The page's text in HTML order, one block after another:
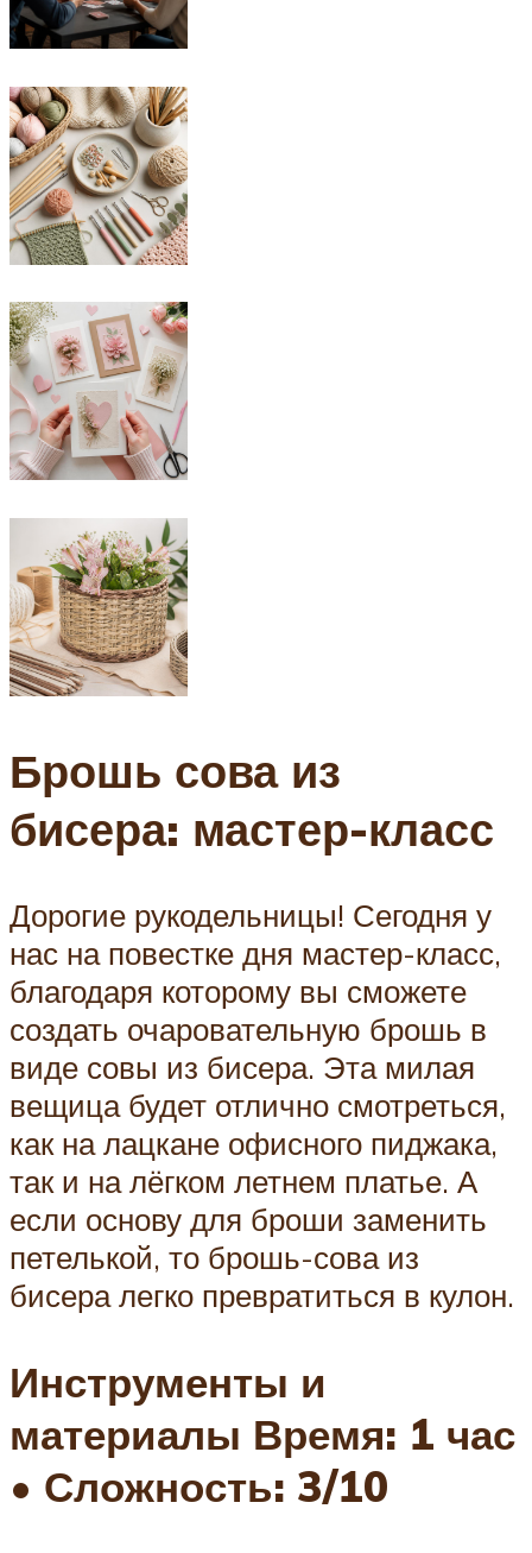
Брошь сова из
бисера: мастер-класс
Дорогие рукодельницы! Сегодня у
нас на повестке дня мастер-класс,
благодаря которому вы сможете
создать очаровательную брошь в
виде совы из бисера. Эта милая
вещица будет отлично смотреться,
как на лацкане офисного пиджака,
так и на лёгком летнем платье. А
если основу для броши заменить
петелькой, то брошь-сова из
бисера легко превратиться в кулон.
Инструменты и
материалы Время: 1 час
• Сложность: 3/10